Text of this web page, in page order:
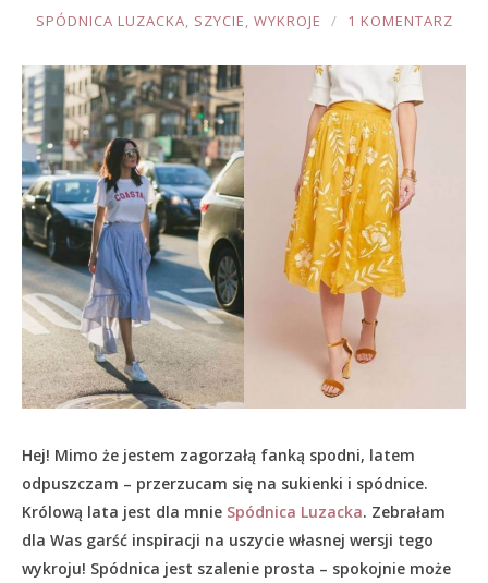
JOULE
SPÓDNICA LUZACKA, SZYCIE, WYKROJE 1 KOMENTARZ
Hej! Mimo że jestem zagorzałą fanką spodni, latem
odpuszczam – przerzucam się na sukienki i spódnice.
Królową lata jest dla mnie Spódnica Luzacka. Zebrałam
dla Was garść inspiracji na uszycie własnej wersji tego
wykroju! Spódnica jest szalenie prosta – spokojnie może